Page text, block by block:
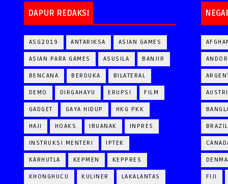
DAPUR REDAKSI
ASG2019 ANTARIKSA ASIAN GAMES
ASIAN PARA GAMES ASUSILA BANJIR
BENCANA BERDUKA BILATERAL
DEMO DIRGAHAYU ERUPSI FILM
GADGET GAYA HIDUP HKG PKK
HAJI HOAKS IBUANAK INPRES
INSTRUKSI MENTERI IPTEK
KARHUTLA KEPMEN KEPPRES
KHONGHUCU KULINER LAKALANTAS
BRAZIL
FIJI